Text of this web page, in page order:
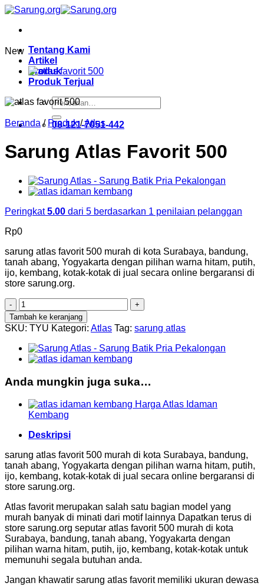
Skip
content
Tentang Kami
Artikel
Produk
Produk Terjual
Pencarian
untuk:
08-121-7051-442
New
Beranda / Produk /Atlas
Sarung Atlas Favorit 500
Peringkat5.00 dari 5 berdasarkan 1 penilaian pelanggan
Rp0
sarung atlas favorit 500 murah di kota Surabaya, bandung,
tanah abang, Yogyakarta dengan pilihan warna hitam, putih,
ijo, kembang, kotak-kotak di jual secara online bergaransi di
store sarung.org.
Kuantitas
Sarung
Atlas
Favorit
500
Tambah ke keranjang
SKU: TYU Kategori: Atlas Tag: sarung atlas
Anda mungkin juga suka…
Harga Atlas Idaman
Kembang
Deskripsi
sarung atlas favorit 500 murah di kota Surabaya, bandung,
tanah abang, Yogyakarta dengan pilihan warna hitam, putih,
ijo, kembang, kotak-kotak di jual secara online bergaransi di
store sarung.org.
Atlas favorit merupakan salah satu bagian model yang
murah banyak di minati dari motif lainnya Dapatkan terus di
store sarung.org seputar atlas favorit 500 murah di kota
Surabaya, bandung, tanah abang, Yogyakarta dengan
pilihan warna hitam, putih, ijo, kembang, kotak-kotak untuk
memunuhi segala butuhan anda.
Jangan khawatir sarung atlas favorit memiliki ukuran dewasa